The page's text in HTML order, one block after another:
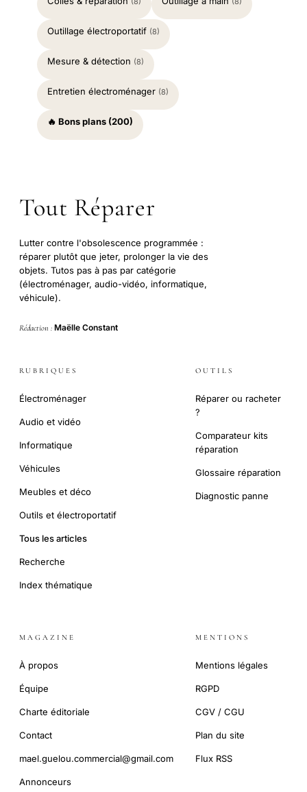
Outillage électroportatif (8)
Mesure & détection (8)
Entretien électroménager (8)
🔥 Bons plans (200)
Tout Réparer
Lutter contre l'obsolescence programmée :
réparer plutôt que jeter, prolonger la vie des
objets. Tutos pas à pas par catégorie
(électroménager, audio-vidéo, informatique,
véhicule).
Rédaction : Maëlle Constant
RUBRIQUES
Électroménager
Audio et vidéo
Informatique
Véhicules
Meubles et déco
Outils et électroportatif
Tous les articles
Recherche
Index thématique
OUTILS
Réparer ou racheter
?
Comparateur kits
réparation
Glossaire réparation
Diagnostic panne
MAGAZINE
À propos
Équipe
Charte éditoriale
Contact
mael.guelou.commercial@gmail.com
Annonceurs
MENTIONS
Mentions légales
RGPD
CGV / CGU
Plan du site
Flux RSS